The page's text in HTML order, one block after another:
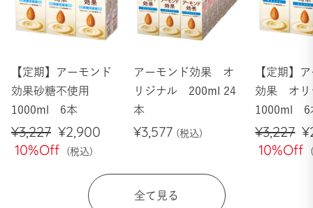
【定期】アーモンド
効果砂糖不使用
1000ml 6本
通
常
¥3,227 セ
ー
¥2,900
10%Off
アーモンド効果 オ
リジナル 200ml 24
本
¥3,577
【定期】
効果 オ
1000ml 6
通
常
¥3,227
10%Off
全て見る